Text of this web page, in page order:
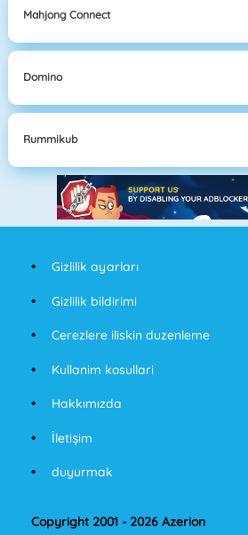
Mahjong Connect
Domino
Rummikub
Gizlilik ayarları
Gizlilik bildirimi
Cerezlere iliskin duzenleme
Kullanim kosullari
Hakkımızda
İletişim
duyurmak
Copyright 2001 - 2026 Azerion